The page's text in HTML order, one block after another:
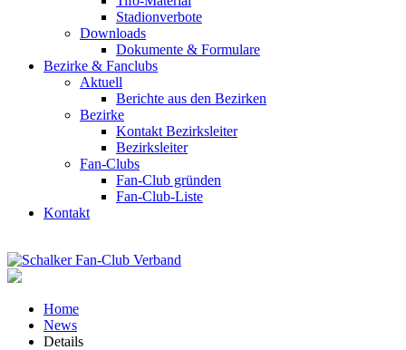
Stadionverbote
Downloads
Dokumente & Formulare
Bezirke & Fanclubs
Aktuell
Berichte aus den Bezirken
Bezirke
Kontakt Bezirksleiter
Bezirksleiter
Fan-Clubs
Fan-Club gründen
Fan-Club-Liste
Kontakt
Home
News
Details